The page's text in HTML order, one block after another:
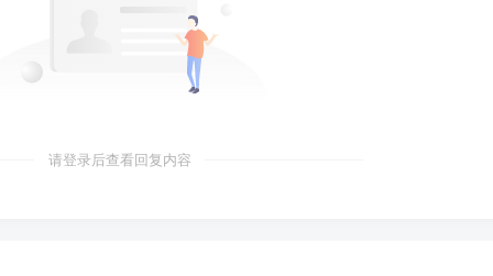
明因涉嫌违反公职选举法被起诉，涉嫌在总统大选中发布了
反公职选举法对最大在野党共同民主党党首李在明提出不拘留
请登录后查看回复内容